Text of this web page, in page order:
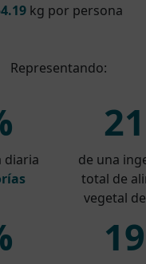
kg por persona
Representando:
diaria
de una
total de
vegetal de